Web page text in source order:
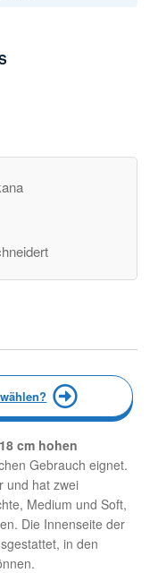
cm hohen
Gebrauch eignet.
und hat zwei
Medium und Soft,
Die Innenseite der
in den